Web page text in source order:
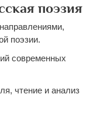
поэзия
поэзии.
современных
чтение и анализ